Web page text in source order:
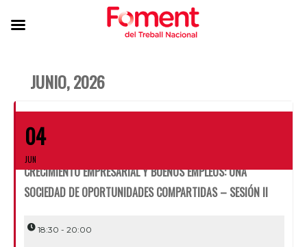
JUNIO, 2026
04
JUN
CRECIMIENTO EMPRESARIAL Y BUENOS EMPLEOS: UNA
SOCIEDAD DE OPORTUNIDADES COMPARTIDAS – SESIÓN II
18:30 - 20:00